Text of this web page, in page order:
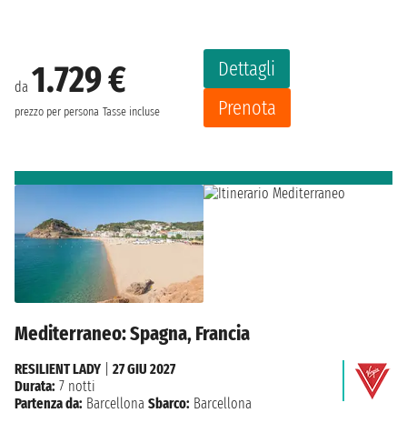
da 1.729 €
prezzo per persona Tasse incluse
Dettagli
Prenota
Mediterraneo: Spagna, Francia
RESILIENT LADY
27 GIU 2027
Durata: 7 notti
Partenza da: Barcellona Sbarco: Barcellona